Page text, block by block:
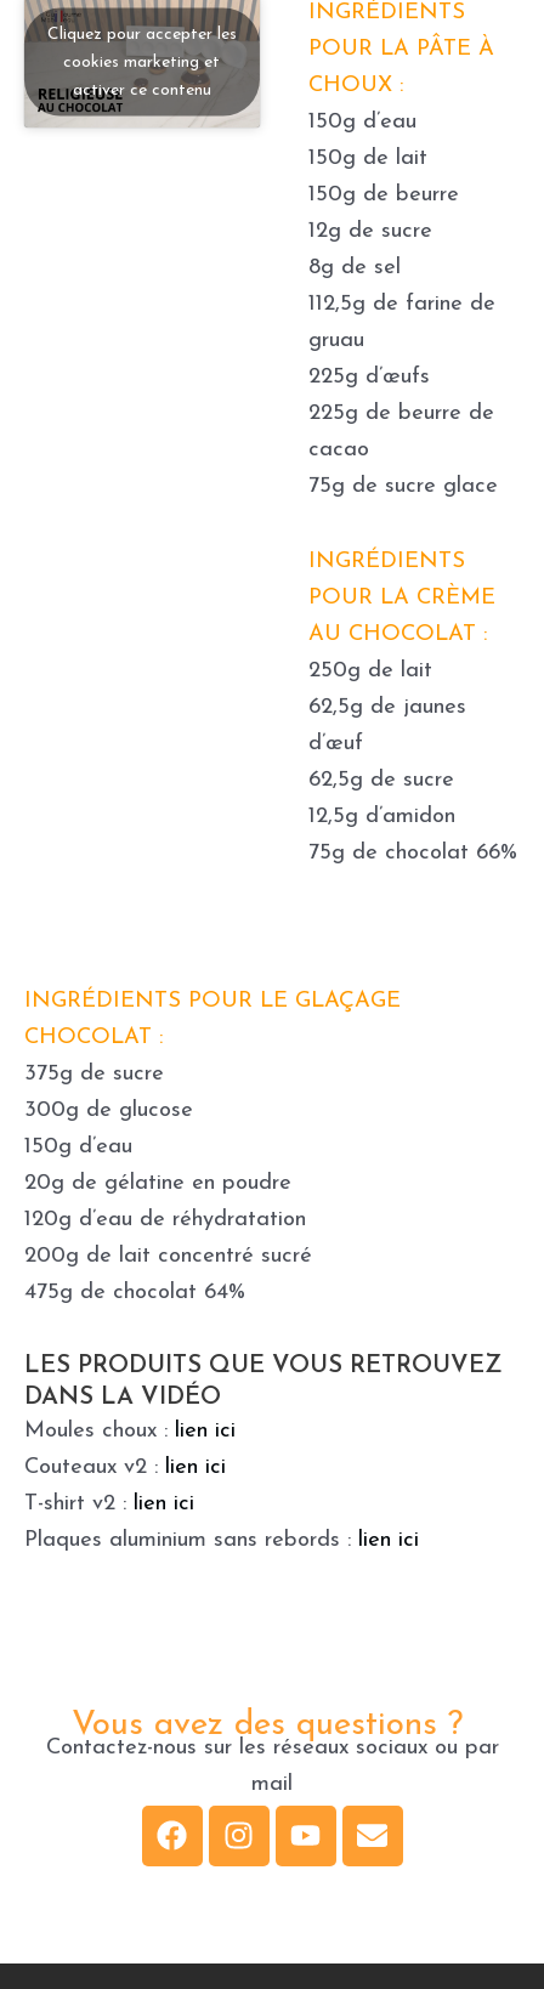
Cliquez pour accepter les
cookies marketing et
activer ce contenu
INGRÉDIENTS
POUR LA PÂTE À
CHOUX :
150g d’eau
150g de lait
150g de beurre
12g de sucre
8g de sel
112,5g de farine de
gruau
225g d’œufs
225g de beurre de
cacao
75g de sucre glace
INGRÉDIENTS
POUR LA CRÈME
AU CHOCOLAT :
250g de lait
62,5g de jaunes
d’œuf
62,5g de sucre
12,5g d’amidon
75g de chocolat 66%
INGRÉDIENTS POUR LE GLAÇAGE
CHOCOLAT :
375g de sucre
300g de glucose
150g d’eau
20g de gélatine en poudre
120g d’eau de réhydratation
200g de lait concentré sucré
475g de chocolat 64%
LES PRODUITS QUE VOUS RETROUVEZ
DANS LA VIDÉO
Moules choux : lien ici
Couteaux v2 : lien ici
T-shirt v2 : lien ici
Plaques aluminium sans rebords : lien ici
Vous avez des questions ?
Contactez-nous sur les réseaux sociaux ou par
mail
F
I
Y
E